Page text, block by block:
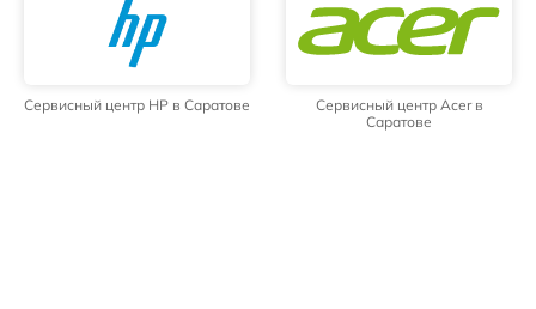
Сервисный центр HP в Саратове
Сервисный центр Acer в
Саратове